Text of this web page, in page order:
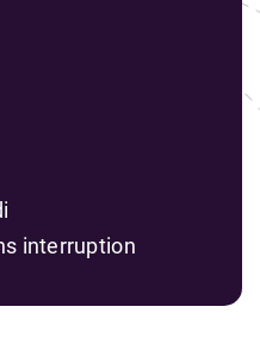
interruption